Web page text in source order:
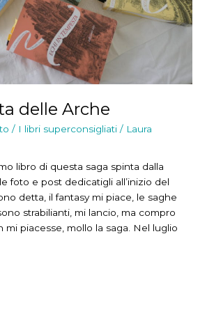
delle Arche
/ I libri superconsigliati / Laura
libro di questa saga spinta dalla
foto e post dedicatigli all’inizio del
detta, il fantasy mi piace, le saghe
strabilianti, mi lancio, ma compro
mi piacesse, mollo la saga. Nel luglio